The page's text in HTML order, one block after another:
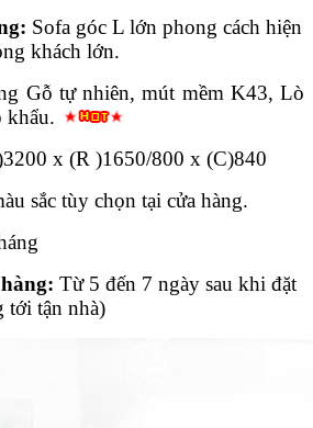
Sofa góc L lớn phong cách hiện
khách lớn.
Gỗ tự nhiên,mút mềm K43, Lò
khẩu.
x (R )1650/800 x (C)840
sắc tùy chọn tại cửa hàng.
Từ 5 đến 7 ngày sau khi đặt
tới tận nhà)